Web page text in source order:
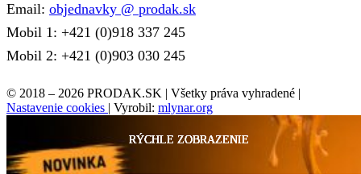
RÝCHLE ZOBRAZENIE
RÝCHLE ZOBRAZENIE
RÝCHLE ZOBRAZENIE
RÝCHLE ZOBRAZENIE
RÝCHLE ZOBRAZENIE
Email: objednavky @ prodak.sk
Mobil 1: +421 (0)918 337 245
Mobil 2: +421 (0)903 030 245
© 2018 – 2026 PRODAK.SK | Všetky práva vyhradené |
Nastavenie cookies | Vyrobil: mlynar.org